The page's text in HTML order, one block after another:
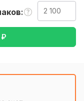
с английского на
и развлечения,
₽